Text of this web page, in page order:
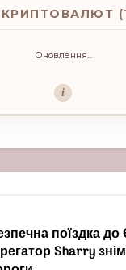
Оновлення...
i
поїздка
Sharry